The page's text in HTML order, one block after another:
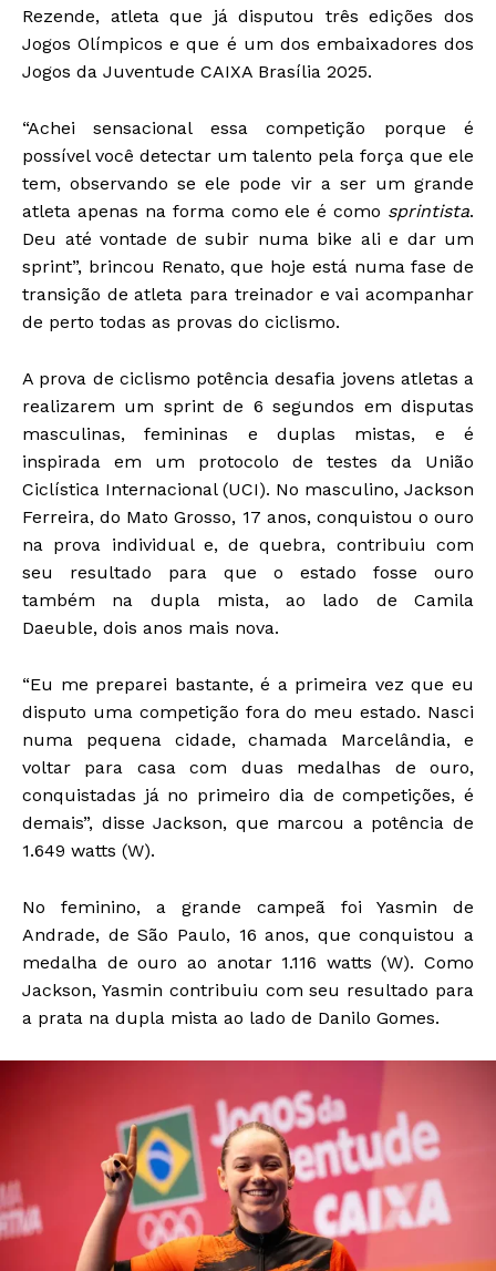
Rezende, atleta que já disputou três edições dos
Jogos Olímpicos e que é um dos embaixadores dos
Jogos da Juventude CAIXA Brasília 2025.
“Achei sensacional essa competição porque é
possível você detectar um talento pela força que ele
tem, observando se ele pode vir a ser um grande
atleta apenas na forma como ele é como sprintista.
Deu até vontade de subir numa bike ali e dar um
sprint”, brincou Renato, que hoje está numa fase de
transição de atleta para treinador e vai acompanhar
de perto todas as provas do ciclismo.
A prova de ciclismo potência desafia jovens atletas a
realizarem um sprint de 6 segundos em disputas
masculinas, femininas e duplas mistas, e é
inspirada em um protocolo de testes da União
Ciclística Internacional (UCI). No masculino, Jackson
Ferreira, do Mato Grosso, 17 anos, conquistou o ouro
na prova individual e, de quebra, contribuiu com
seu resultado para que o estado fosse ouro
também na dupla mista, ao lado de Camila
Daeuble, dois anos mais nova.
“Eu me preparei bastante, é a primeira vez que eu
disputo uma competição fora do meu estado. Nasci
numa pequena cidade, chamada Marcelândia, e
voltar para casa com duas medalhas de ouro,
conquistadas já no primeiro dia de competições, é
demais”, disse Jackson, que marcou a potência de
1.649 watts (W).
No feminino, a grande campeã foi Yasmin de
Andrade, de São Paulo, 16 anos, que conquistou a
medalha de ouro ao anotar 1.116 watts (W). Como
Jackson, Yasmin contribuiu com seu resultado para
a prata na dupla mista ao lado de Danilo Gomes.